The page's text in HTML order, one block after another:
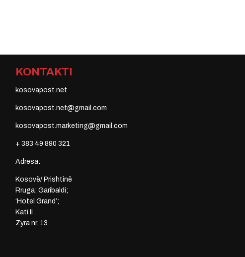
KONTAKTI
kosovapost.net
kosovapost.net@gmail.com
kosovapost.marketing@gmail.com
+ 383 49 890 321
Adresa:
Kosovë/ Prishtinë
Rruga: Garibaldi;
‘Hotel Grand’;
Kati II
Zyra nr. 13